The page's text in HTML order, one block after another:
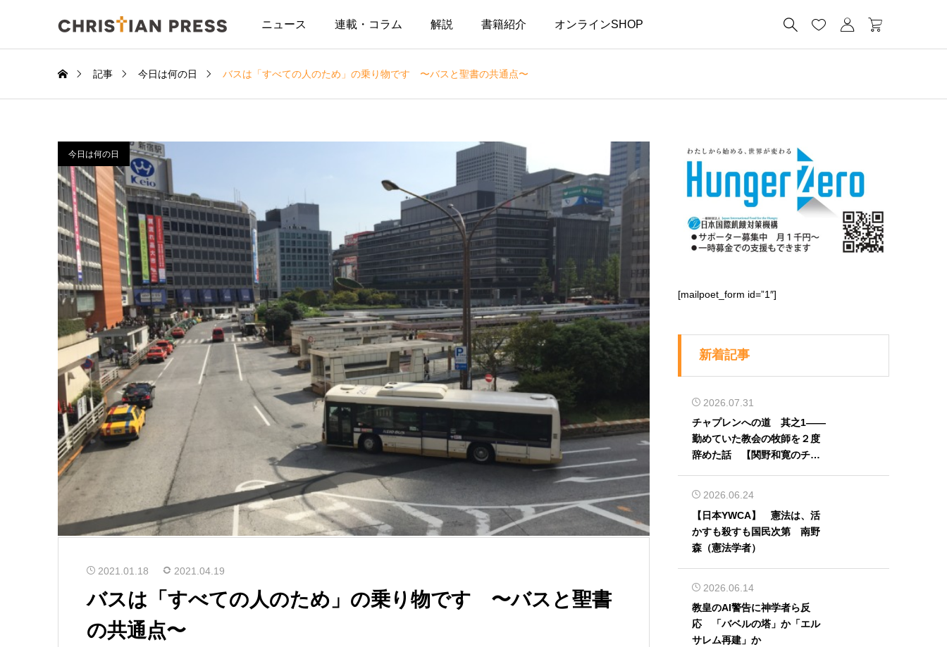
ニュース 連載・コラム 解説 書籍紹介 オンラインSHOP    
記事 今日は何の日 バスは「すべての人のため」の乗り物です 〜バスと聖書の共通点〜
今日は何の日
2021.01.18 2021.04.19
バスは「すべての人のため」の乗り物です 〜バスと聖書
の共通点〜
[mailpoet_form id=”1″]
新着記事
2026.07.31
チャプレンへの道 其之1――
勤めていた教会の牧師を２度
辞めた話 【関野和寛のチャ
2026.06.24
【日本YWCA】 憲法は、活
かすも殺すも国民次第 南野
森（憲法学者）
2026.06.14
教皇のAI警告に神学者ら反
応 「バベルの塔」か「エル
サレム再建」か